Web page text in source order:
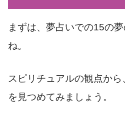
まずは、夢占いでの15の
ね。
スピリチュアルの観点か
を見つめてみましょう。